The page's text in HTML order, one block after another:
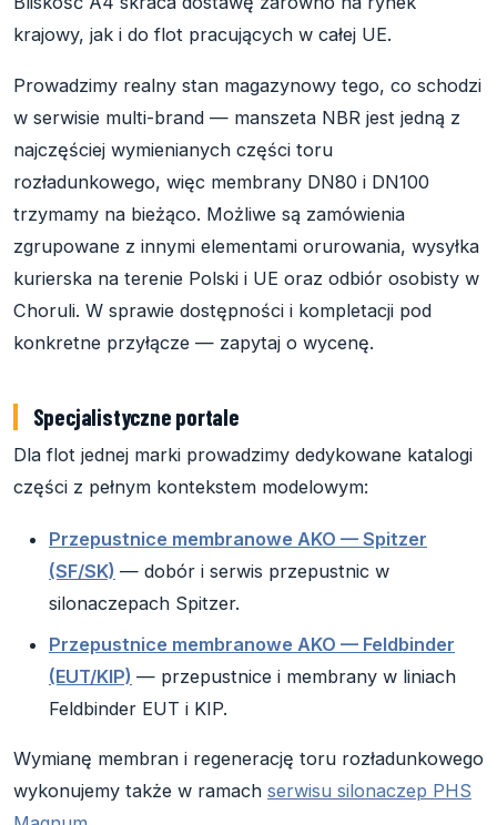
krajowy, jak i do flot pracujących w całej UE.
Prowadzimy realny stan magazynowy tego, co schodzi
w serwisie multi-brand — manszeta NBR jest jedną z
najczęściej wymienianych części toru
rozładunkowego, więc membrany DN80 i DN100
trzymamy na bieżąco. Możliwe są zamówienia
zgrupowane z innymi elementami orurowania, wysyłka
kurierska na terenie Polski i UE oraz odbiór osobisty w
Choruli. W sprawie dostępności i kompletacji pod
konkretne przyłącze — zapytaj o wycenę.
Specjalistyczne portale
Dla flot jednej marki prowadzimy dedykowane katalogi
części z pełnym kontekstem modelowym:
Przepustnice membranowe AKO — Spitzer
(SF/SK) — dobór i serwis przepustnic w
silonaczepach Spitzer.
Przepustnice membranowe AKO — Feldbinder
(EUT/KIP) — przepustnice i membrany w liniach
Feldbinder EUT i KIP.
Wymianę membran i regenerację toru rozładunkowego
wykonujemy także w ramach serwisu silonaczep PHS